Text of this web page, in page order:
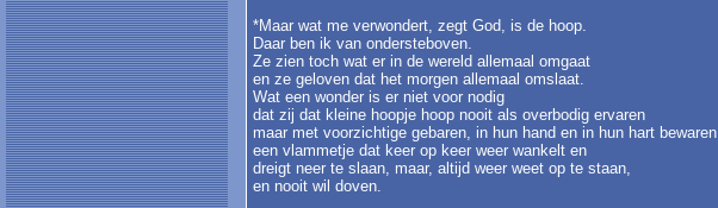
*Maar wat me verwondert, zegt God, is de hoop.
Daar ben ik van ondersteboven.
Ze zien toch wat er in de wereld allemaal omgaat
en ze geloven dat het morgen allemaal omslaat.
Wat een wonder is er niet voor nodig
dat zij dat kleine hoopje hoop nooit als overbodig ervaren
maar met voorzichtige gebaren, in hun hand en in hun hart bewaren,
een vlammetje dat keer op keer weer wankelt en
dreigt neer te slaan, maar, altijd weer weet op te staan,
en nooit wil doven.